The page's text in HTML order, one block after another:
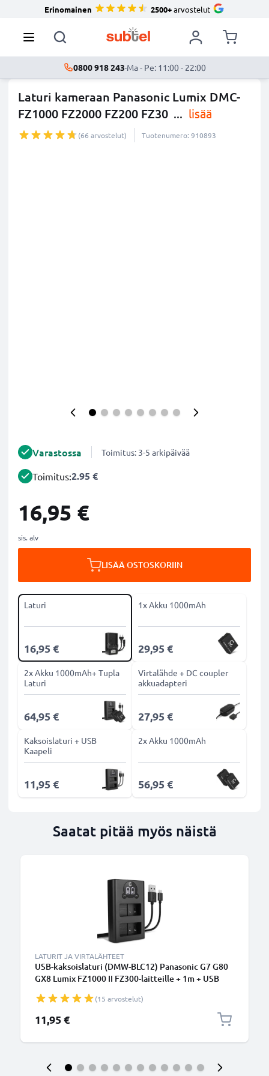
Erinomainen 2500+arvostelut
0800 918 243·Ma - Pe: 11:00 - 22:00
Laturi kameraan Panasonic Lumix DMC-
FZ1000 FZ2000 FZ200 FZ30 ... lisää
(66 arvostelut) Tuotenumero: 910893
Varastossa Toimitus: 3-5 arkipäivää
Toimitus:2.95 €
16,95 €
sis. alv
LISÄÄ OSTOSKORIIN
Laturi
16,95 €
1x Akku 1000mAh
29,95 €
2x Akku 1000mAh+ Tupla
Laturi
64,95 €
Virtalähde + DC coupler
akkuadapteri
27,95 €
Kaksoislaturi + USB
Kaapeli
11,95 €
2x Akku 1000mAh
56,95 €
Saatat pitää myös näistä
LATURIT JA VIRTALÄHTEET
USB-kaksoislaturi (DMW-BLC12) Panasonic G7 G80
GX8 Lumix FZ1000 II FZ300-laitteille + 1m + USB
(15 arvostelut)
11,95 €